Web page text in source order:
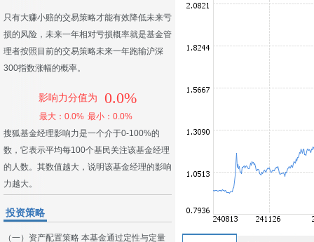
只有大赚小赔的交易策略才能有效降低未来亏
损的风险，未来一年相对亏损概率就是基金管
理者按照目前的交易策略未来一年跑输沪深
300指数涨幅的概率。
影响力分值为 0.0%
最大：0.0% 最小：0.0%
搜狐基金经理影响力是一个介于0-100%的
数，它表示平均每100个基民关注该基金经理
的人数。其数值越大，说明该基金经理的影响
力越大。
投资策略
（一）资产配置策略 本基金通过定性与定量